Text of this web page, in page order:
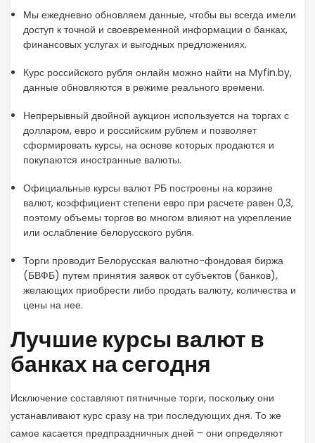
Мы ежедневно обновляем данные, чтобы вы всегда имели
доступ к точной и своевременной информации о банках,
финансовых услугах и выгодных предложениях.
Курс российского рубля онлайн можно найти на Myfin.by,
данные обновляются в режиме реального времени.
Непрерывный двойной аукцион используется на торгах с
долларом, евро и российским рублем и позволяет
сформировать курсы, на основе которых продаются и
покупаются иностранные валюты.
Официальные курсы валют РБ построены на корзине
валют, коэффициент степени евро при расчете равен 0,3,
поэтому объемы торгов во многом влияют на укрепление
или ослабление белорусского рубля.
Торги проводит Белорусская валютно-фондовая биржа
(БВФБ) путем принятия заявок от субъектов (банков),
желающих приобрести либо продать валюту, количества и
цены на нее.
Лучшие курсы валют в
банках на сегодня
Исключение составляют пятничные торги, поскольку они
устанавливают курс сразу на три последующих дня. То же
самое касается предпраздничных дней – они определяют